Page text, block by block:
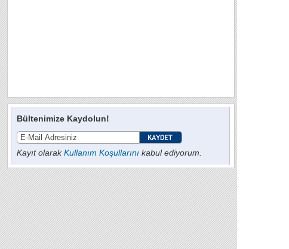
Bültenimize Kaydolun!
Kayıt olarakKullanım Koşullarını kabul ediyorum.